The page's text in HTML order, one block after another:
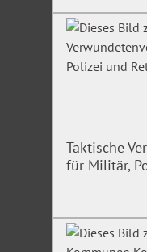
Taktische
für Militär,